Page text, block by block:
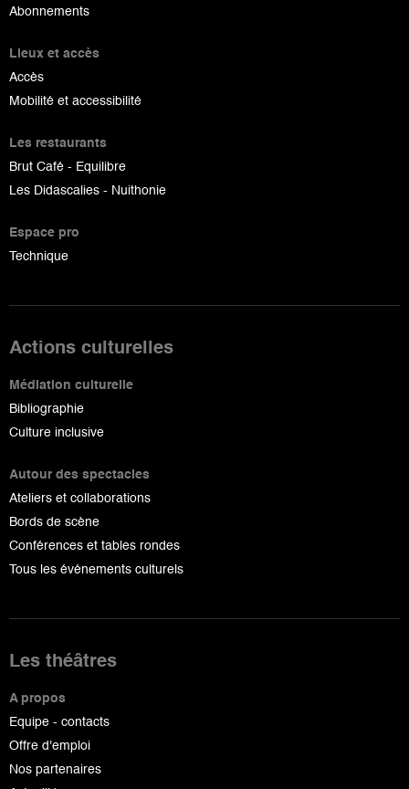
Abonnements
Lieux et accès
Accès
Mobilité et accessibilité
Les restaurants
Brut Café - Equilibre
Les Didascalies - Nuithonie
Espace pro
Technique
Actions culturelles
Médiation culturelle
Bibliographie
Culture inclusive
Autour des spectacles
Ateliers et collaborations
Bords de scène
Conférences et tables rondes
Tous les événements culturels
Les théâtres
A propos
Equipe - contacts
Offre d'emploi
Nos partenaires